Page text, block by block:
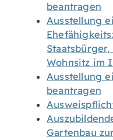
beantragen
Ausstellung
Wohnsitz im
Ausstellung
beantragen
Gartenbau